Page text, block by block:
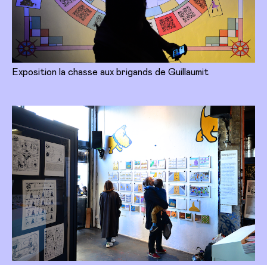
Exposition la chasse aux brigands de Guillaumit